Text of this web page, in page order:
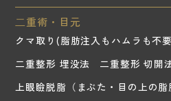
⼆重術・目元
クマ取り(脂肪注入もハムラも不
二重整形 埋没法
二重整形 切開
上眼瞼脱脂（まぶた・目の上の脂